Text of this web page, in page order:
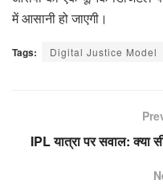
में आसानी हो जाएगी।
Tags: Digital Justice Model
IPL यात्रा पर सवाल: क्या